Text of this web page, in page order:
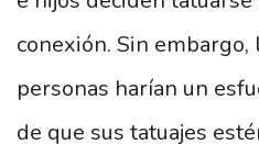
conexión. Sin
personas harían un
de que sus tatuajes